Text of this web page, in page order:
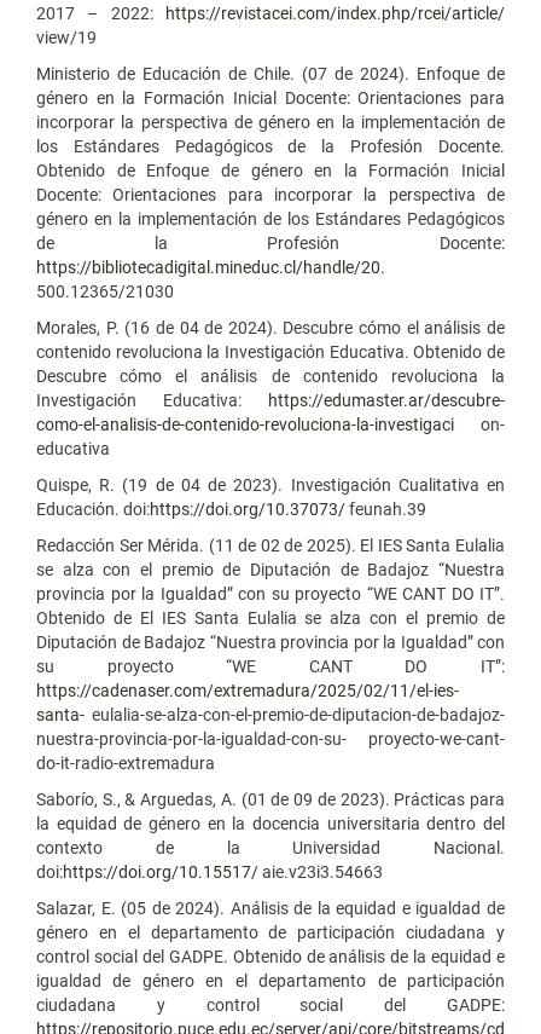
2017 – 2022:
https://revistacei.com/index.php/rcei/article/
view/19
Ministerio de Educación de Chile. (07 de 2024). Enfoque de
género en la Formación Inicial Docente: Orientaciones para
incorporar la perspectiva de género en la implementación de
los Estándares Pedagógicos de la Profesión Docente.
Obtenido de Enfoque de género en la Formación Inicial
Docente: Orientaciones para incorporar la perspectiva de
género en la implementación de los Estándares Pedagógicos
de la Profesión Docente:
https://bibliotecadigital.mineduc.cl/handle/20.
500.12365/21030
Morales, P. (16 de 04 de 2024). Descubre cómo el análisis de
contenido revoluciona la Investigación Educativa. Obtenido de
Descubre cómo el análisis de contenido revoluciona la
Investigación Educativa:
https://edumaster.ar/descubre-
como-el-analisis-de-contenido-revoluciona-la-investigaci on-
educativa
Quispe, R. (19 de 04 de 2023). Investigación Cualitativa en
Educación. doi:https://doi.org/10.37073/feunah.39
Redacción Ser Mérida. (11 de 02 de 2025). El IES Santa Eulalia
se alza con el premio de Diputación de Badajoz “Nuestra
provincia por la Igualdad” con su proyecto “WE CANT DO IT”.
Obtenido de El IES Santa Eulalia se alza con el premio de
Diputación de Badajoz “Nuestra provincia por la Igualdad” con
su proyecto “WE CANT DO IT”:
https://cadenaser.com/extremadura/2025/02/11/el-ies-
santa- eulalia-se-alza-con-el-premio-de-diputacion-de-badajoz-
nuestra-provincia-por-la-igualdad-con-su- proyecto-we-cant-
do-it-radio-extremadura
Saborío, S., & Arguedas, A. (01 de 09 de 2023). Prácticas para
la equidad de género en la docencia universitaria dentro del
contexto de la Universidad Nacional.
doi:https://doi.org/10.15517/aie.v23i3.54663
Salazar, E. (05 de 2024). Análisis de la equidad e igualdad de
género en el departamento de participación ciudadana y
control social del GADPE. Obtenido de análisis de la equidad e
igualdad de género en el departamento de participación
ciudadana y control social del GADPE:
https://repositorio.puce.edu.ec/server/api/core/bitstreams/cd